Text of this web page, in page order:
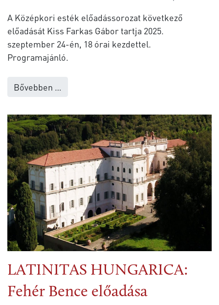
A Középkori esték előadássorozat következő
előadását Kiss Farkas Gábor tartja 2025.
szeptember 24-én, 18 órai kezdettel.
Programajánló.
Bővebben …
LATINITAS HUNGARICA:
Fehér Bence előadása